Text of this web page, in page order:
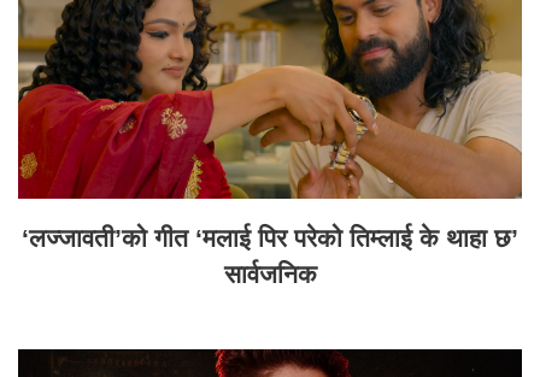
‘लज्जावती’को गीत ‘मलाई पिर परेको तिम्लाई के थाहा छ’
सार्वजनिक